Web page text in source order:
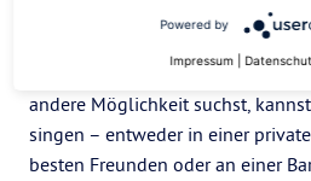
Glitzer-Outfit an und geh auf die
dir einen Weg durch deine
dich wie eine ganz neue Person
andere Möglichkeit suchst,
singen – entweder in einer
besten Freunden oder an einer
Powered by
Impressum